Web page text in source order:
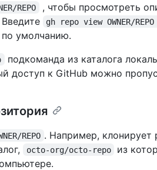
REPO , чтобы просмотреть
gh repo view OWNER/
по умолчанию.
подкоманда из каталога
доступ к GitHub можно
REPO . Например, клонирует
octo-org/octo-repo
из